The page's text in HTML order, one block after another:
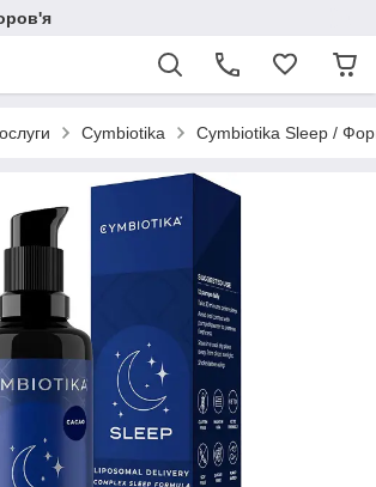
Cymbiotika Cymbiotika Sleep /